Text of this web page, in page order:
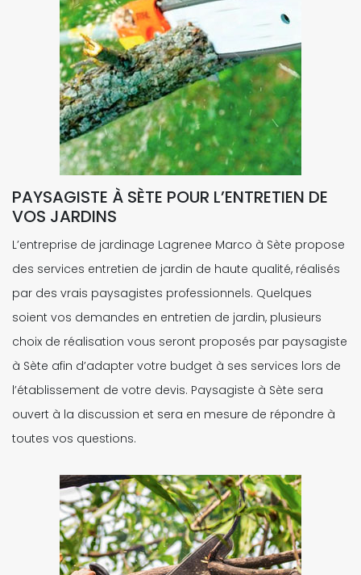
PAYSAGISTE À SÈTE POUR L’ENTRETIEN DE
VOS JARDINS
L’entreprise de jardinage Lagrenee Marco à Sète propose
des services entretien de jardin de haute qualité, réalisés
par des vrais paysagistes professionnels. Quelques
soient vos demandes en entretien de jardin, plusieurs
choix de réalisation vous seront proposés par paysagiste
à Sète afin d’adapter votre budget à ses services lors de
l’établissement de votre devis. Paysagiste à Sète sera
ouvert à la discussion et sera en mesure de répondre à
toutes vos questions.